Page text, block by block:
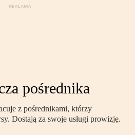
pośrednika
z pośrednikami, którzy
Dostają za swoje usługi prowizję.